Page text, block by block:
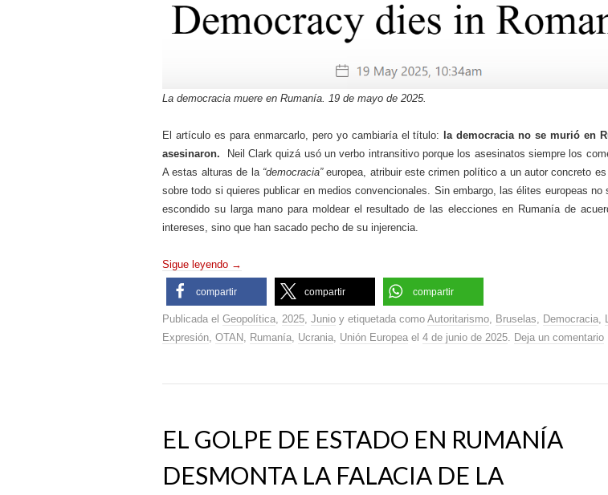
La democracia muere en Rumanía. 19 de mayo de 2025.
El artículo es para enmarcarlo, pero yo cambiaría el título: la democracia no se murió en
asesinaron. Neil Clark quizá usó un verbo intransitivo porque los asesinatos siempre los
A estas alturas de la “democracia”europea, atribuir este crimen político a un autor concreto es
sobre todo si quieres publicar en medios convencionales. Sin embargo, las élites europeas no
escondido su larga mano para moldear el resultado de las elecciones en Rumanía de
intereses, sino que han sacado pecho de su injerencia.
Sigue leyendo →
compartir compartir compartir
Publicada el Geopolítica 2025 Junio y etiquetada como Autoritarismo Bruselas Democracia
Expresión OTAN Rumanía Ucrania Unión Europea el 4 de junio de 2025 Deja un comentario
EL GOLPE DE ESTADO EN RUMANÍA
DESMONTA LA FALACIA DE LA